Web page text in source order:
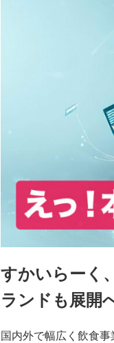
すかいらーく
ランドも展開
国内外で幅広く飲食事